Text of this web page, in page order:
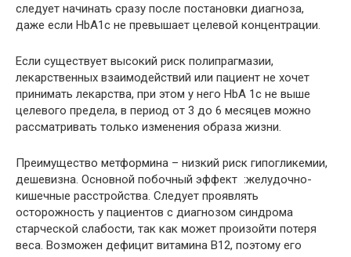
следует начинать сразу после постановки диагноза,
даже если HbA1c не превышает целевой концентрации.
Если существует высокий риск полипрагмазии,
лекарственных взаимодействий или пациент не хочет
принимать лекарства, при этом у него HbA 1c не выше
целевого предела, в период от 3 до 6 месяцев можно
рассматривать только изменения образа жизни.
Преимущество метформина – низкий риск гипогликемии,
дешевизна. Основной побочный эффект :желудочно-
кишечные расстройства. Следует проявлять
осторожность у пациентов с диагнозом синдрома
старческой слабости, так как может произойти потеря
веса. Возможен дефицит витамина B12, поэтому его